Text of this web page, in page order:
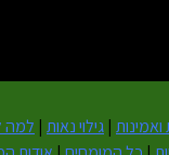
ואמינות | גילוי נאות | למה